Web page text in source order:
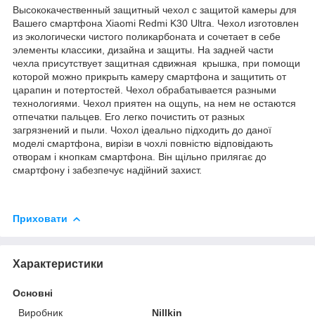
Высококачественный защитный чехол с защитой камеры для
Вашего смартфона Xiaomi Redmi K30 Ultra. Чехол изготовлен
из экологически чистого поликарбоната и сочетает в себе
элементы классики, дизайна и защиты. На задней части
чехла присутствует защитная сдвижная крышка, при помощи
которой можно прикрыть камеру смартфона и защитить от
царапин и потертостей. Чехол обрабатывается разными
технологиями. Чехол приятен на ощупь, на нем не остаются
отпечатки пальцев. Его легко почистить от разных
загрязнений и пыли. Чохол ідеально підходить до даної
моделі смартфона, вирізи в чохлі повністю відповідають
отворам і кнопкам смартфона. Він щільно прилягає до
смартфону і забезпечує надійний захист.
Приховати
Характеристики
Основні
Виробник
Nillkin